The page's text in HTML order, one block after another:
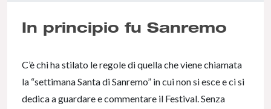
In principio fu Sanremo
C’è chi ha stilato le regole di quella che viene chiamata
la “settimana Santa di Sanremo” in cui non si esce e ci si
dedica a guardare e commentare il Festival. Senza